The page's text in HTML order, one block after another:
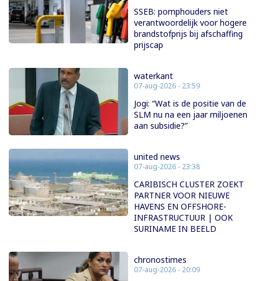
SSEB: pomphouders niet
verantwoordelijk voor hogere
brandstofprijs bij afschaffing
prijscap
waterkant
07-aug-2026 - 23:59
Jogi: “Wat is de positie van de
SLM nu na een jaar miljoenen
aan subsidie?”
united news
07-aug-2026 - 23:38
CARIBISCH CLUSTER ZOEKT
PARTNER VOOR NIEUWE
HAVENS EN OFFSHORE-
INFRASTRUCTUUR | OOK
SURINAME IN BEELD
chronostimes
07-aug-2026 - 20:09